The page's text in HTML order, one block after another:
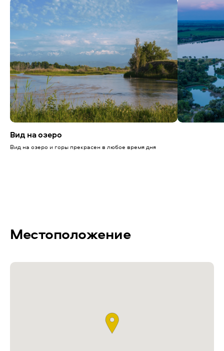
Вид на озеро
Вид на озеро и горы прекрасен в любое время дня
Местоположение